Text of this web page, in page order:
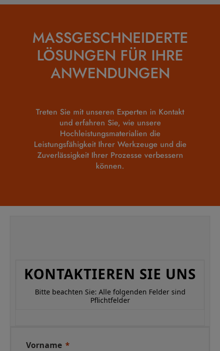
MASSGESCHNEIDERTE
LÖSUNGEN FÜR IHRE
ANWENDUNGEN
Treten Sie mit unseren Experten in Kontakt
und erfahren Sie, wie unsere
Hochleistungsmaterialien die
Leistungsfähigkeit Ihrer Werkzeuge und die
Zuverlässigkeit Ihrer Prozesse verbessern
können.
KONTAKTIEREN SIE UNS
Bitte beachten Sie: Alle folgenden Felder sind
Pflichtfelder
Vorname